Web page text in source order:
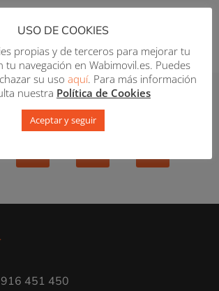
en las redes!
451 450
USO DE COOKIES
propias y de terceros para mejorar tu
tu navegación en Wabimovil.es. Puedes
su uso aquí. Para más información
nuestra Política de Cookies
Aceptar y seguir